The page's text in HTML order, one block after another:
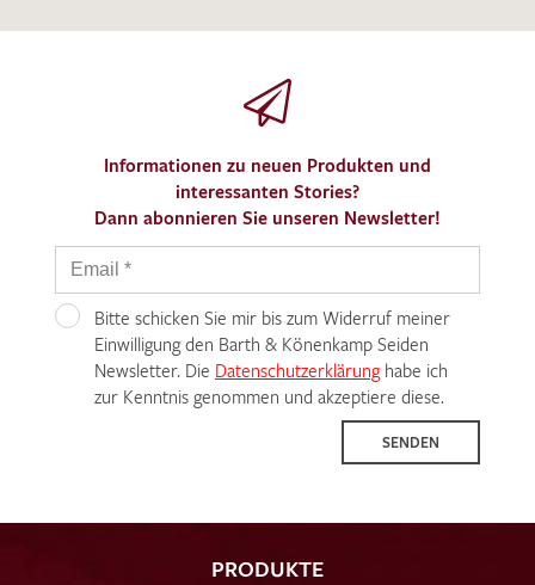
Informationen zu neuen Produkten und
interessanten Stories?
Dann abonnieren Sie unseren Newsletter!
Bitte schicken Sie mir bis zum Widerruf meiner
Einwilligung den Barth & Könenkamp Seiden
Newsletter. Die Datenschutzerklärunghabe ich
zur Kenntnis genommen und akzeptiere diese.
SENDEN
PRODUKTE